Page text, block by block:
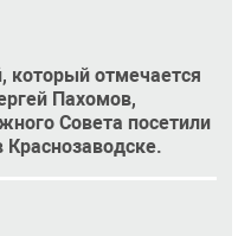
который отмечается
Пахомов,
Совета посетили